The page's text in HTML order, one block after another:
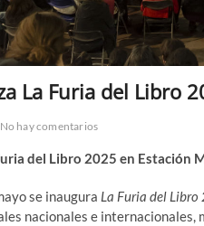
La Furia del Libro
No hay comentarios
del Libro 2025 en Estación
se inaugura La Furia del
nacionales e